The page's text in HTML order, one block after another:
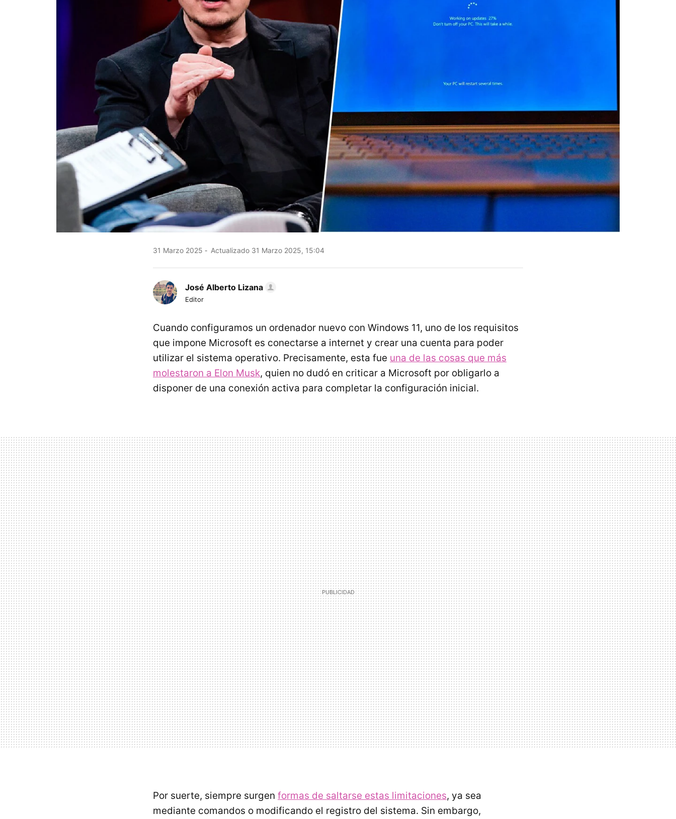
31 Marzo 2025 Actualizado 31 Marzo 2025, 15:04
José Alberto Lizana
Editor
Cuando configuramos un ordenador nuevo con Windows 11, uno de los requisitos
que impone Microsoft es conectarse a internet y crear una cuenta para poder
utilizar el sistema operativo. Precisamente, esta fue una de las cosas que más
molestaron a Elon Musk, quien no dudó en criticar a Microsoft por obligarlo a
disponer de una conexión activa para completar la configuración inicial.
Por suerte, siempre surgen formas de saltarse estas limitaciones, ya sea
mediante comandos o modificando el registro del sistema. Sin embargo,